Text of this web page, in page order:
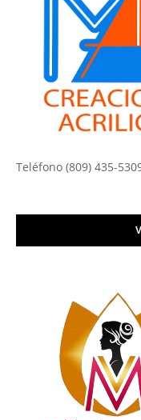
Teléfono (809) 435-